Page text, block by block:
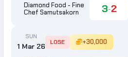
Diamond Food - Fine
Chef Samutsakorn
3-2
SUN
1 Mar 26
LOSE +30,000